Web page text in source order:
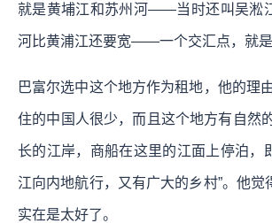
就是黄埔江和苏州河——当时还叫吴淞
河比黄浦江还要宽——一个交汇点，就是
巴富尔选中这个地方作为租地，他的理
住的中国人很少，而且这个地方有自然
长的江岸，商船在这里的江面上停泊，
江向内地航行，又有广大的乡村”。他觉
实在是太好了。